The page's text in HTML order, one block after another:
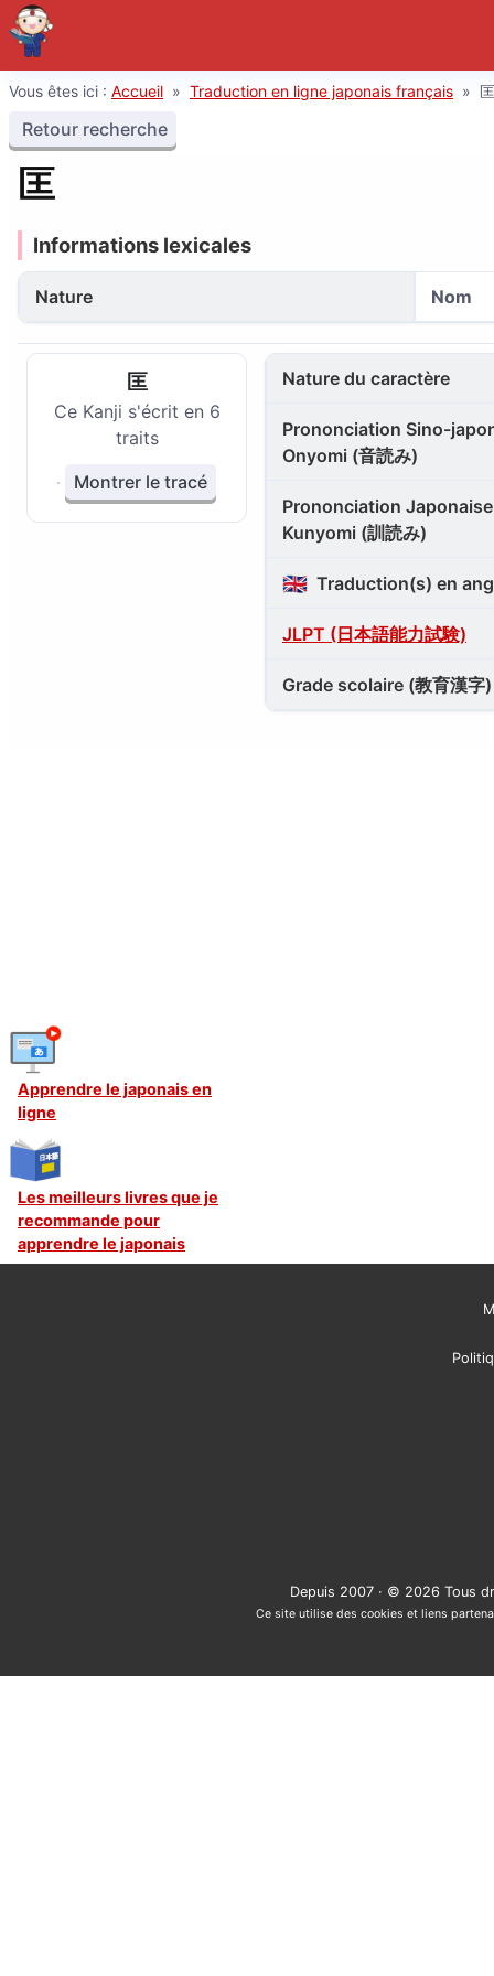
Vous êtes ici : Accueil » Traduction en ligne japonais français » 匡
Retour recherche
匡
Informations lexicales
Nature Nom
匡
Ce Kanji s'écrit en 6
traits
Montrer le tracé
Nature du caractère
Prononciation Sino-
Onyomi (音読み)
Prononciation
Kunyomi (訓読み)
🇬🇧 Traduction(s) en
JLPT (日本語能力試験)
Grade scolaire (教育漢字)
Apprendre le japonais en
ligne
Les meilleurs livres que je
recommande pour
apprendre le japonais
Depuis 2007 · © 2026 Tous
Ce site utilise des cookies et liens